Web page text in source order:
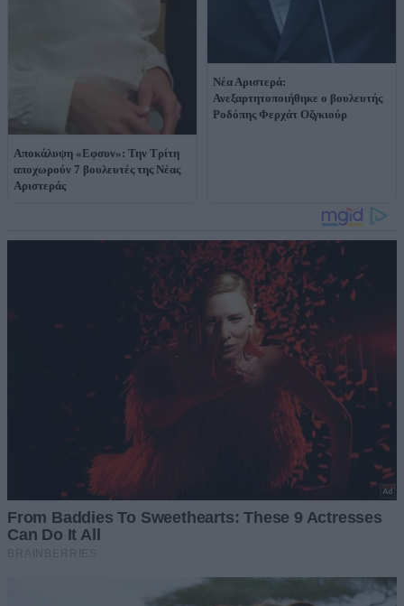
Αποκάλυψη «Εφσυν»: Την Τρίτη
αποχωρούν 7 βουλευτές της Νέας
Αριστεράς
Νέα Αριστερά:
Ανεξαρτητοποιήθηκε ο βουλευτής
Ροδόπης Φερχάτ Οζγκιούρ